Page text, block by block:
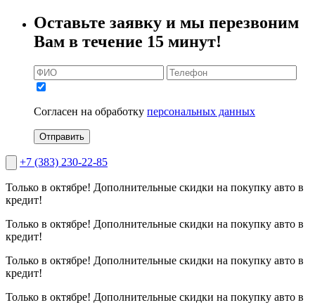
Оставьте заявку и мы перезвоним
Вам в течение 15 минут!
Согласен на обработку персональных данных
Отправить
+7 (383) 230-22-85
Только в октябре! Дополнительные скидки на покупку авто в
кредит!
Только в октябре! Дополнительные скидки на покупку авто в
кредит!
Только в октябре! Дополнительные скидки на покупку авто в
кредит!
Только в октябре! Дополнительные скидки на покупку авто в